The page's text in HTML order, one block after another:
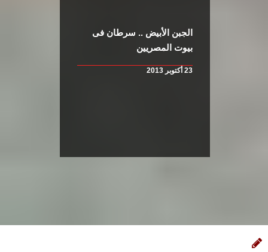
الجبن الأبيض .. سرطان فى
بيوت المصريين
23 أكتوبر 2013